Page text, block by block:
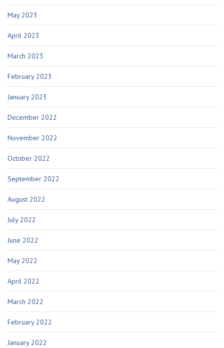
May 2023
April 2023
March 2023
February 2023
January 2023
December 2022
November 2022
October 2022
September 2022
August 2022
July 2022
June 2022
May 2022
April 2022
March 2022
February 2022
January 2022